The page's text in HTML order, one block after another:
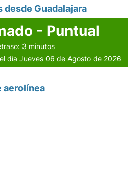
desde Guadalajara
- Puntual
3 minutos
día Jueves 06 de Agosto de 2026
aerolínea